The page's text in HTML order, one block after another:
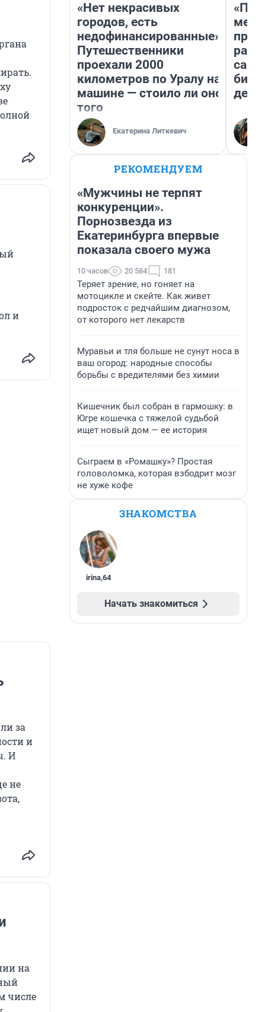
и
за
и
И
не
на
числе
«Нет некрасивых
городов, есть
недофинансированные».
Путешественники
проехали 2000
километров по Уралу на
машине — стоило ли оно
того
Екатерина Литкевич
РЕКОМЕНДУЕМ
«Мужчины не терпят
конкуренции».
Порнозвезда из
Екатеринбурга впервые
показала своего мужа
10 часов 20 584 181
Теряет зрение, но гоняет на
мотоцикле и скейте. Как живет
подросток с редчайшим диагнозом,
от которого нет лекарств
Муравьи и тля больше не сунут носа в
ваш огород: народные способы
борьбы с вредителями без химии
Кишечник был собран в гармошку: в
Югре кошечка с тяжелой судьбой
ищет новый дом — ее история
Сыграем в «Ромашку»? Простая
головоломка, которая взбодрит мозг
не хуже кофе
ЗНАКОМСТВА
irina,64
Начать знакомиться